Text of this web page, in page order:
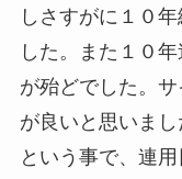
しさすがに１０
した。また１０
が殆どでした。
が良いと思いまし
という事で、連